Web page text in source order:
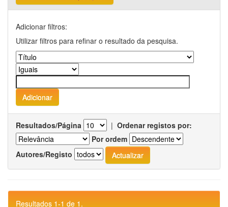
Adicionar filtros:
Utilizar filtros para refinar o resultado da pesquisa.
Resultados/Página | Ordenar registos por:
Por ordem
Autores/Registo
Resultados 1-1 de 1.